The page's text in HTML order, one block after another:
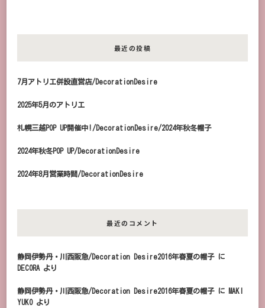
最近の投稿
7月アトリエ併設直営店/DecorationDesire
2025年5月のアトリエ
札幌三越POP UP開催中!/DecorationDesire/2024年秋冬帽子
2024年秋冬POP UP/DecorationDesire
2024年8月営業時間/DecorationDesire
最近のコメント
静岡伊勢丹・川西阪急/Decoration Desire2016年春夏の帽子に
DECORA より
静岡伊勢丹・川西阪急/Decoration Desire2016年春夏の帽子に
MAKI
YUKOより